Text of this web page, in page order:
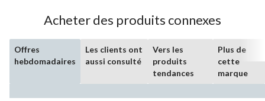
Acheter des produits connexes
Offres
hebdomadaires
Les clients ont
aussi consulté
Vers les
produits
tendances
Plus de
cette
marque